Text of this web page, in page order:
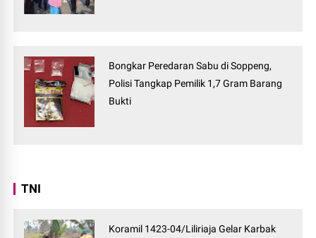
Bongkar Peredaran Sabu di Soppeng,
Polisi Tangkap Pemilik 1,7 Gram Barang
Bukti
TNI
Koramil 1423-04/Liliriaja Gelar Karbak